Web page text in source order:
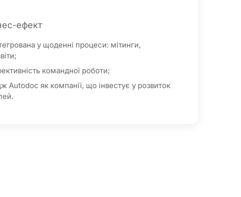
ефект
у щоденні процеси: мітинги,
командної роботи;
Autodoc як компанії, що інвестує у розвиток